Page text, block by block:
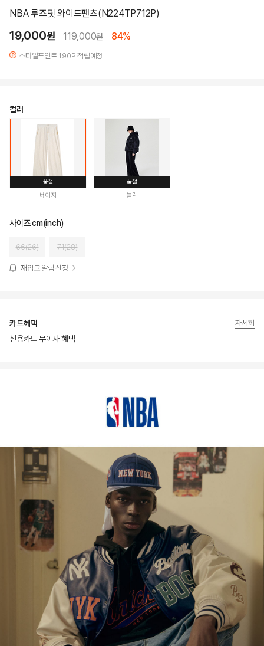
NBA 루즈핏 와이드팬츠(N224TP712P)
19,000원 119,000원 84%
스타일포인트 190P 적립예정
컬러
품절
베이지
품절
블랙
사이즈 cm(inch)
66(26) 71(28)
재입고 알림 신청
카드혜택
신용카드 무이자 혜택
자세히